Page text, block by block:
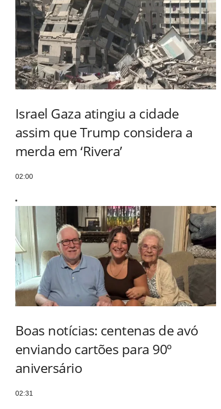
Israel Gaza atingiu a cidade
assim que Trump considera a
merda em ‘Rivera’
02:00
Boas notícias: centenas de avó
enviando cartões para 90º
aniversário
02:31